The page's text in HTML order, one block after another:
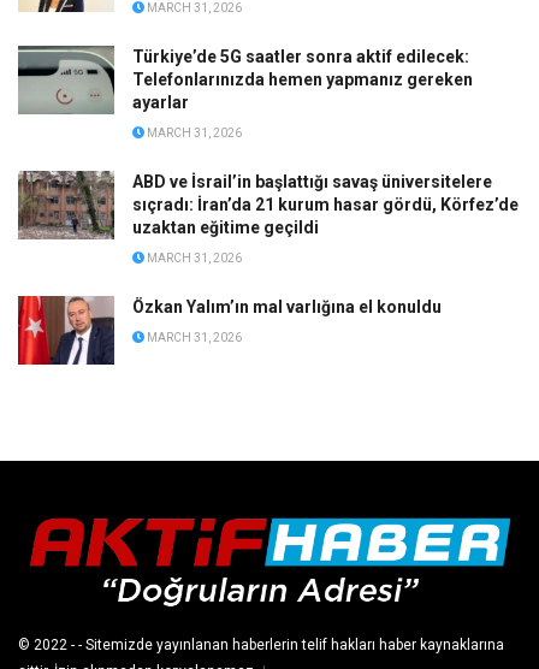
MARCH 31, 2026
Türkiye’de 5G saatler sonra aktif edilecek:
Telefonlarınızda hemen yapmanız gereken
ayarlar
MARCH 31, 2026
ABD ve İsrail’in başlattığı savaş üniversitelere
sıçradı: İran’da 21 kurum hasar gördü, Körfez’de
uzaktan eğitime geçildi
MARCH 31, 2026
Özkan Yalım’ın mal varlığına el konuldu
MARCH 31, 2026
© 2022 - - Sitemizde yayınlanan haberlerin telif hakları haber kaynaklarına